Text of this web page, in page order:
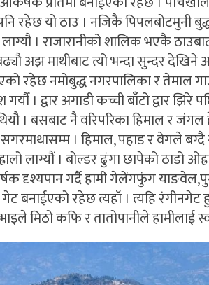
रहेछ यो ठाउ । नजिकै पिपलबोटमुनी
। राजारानीको शालिक भएकै
बढ्यौ अझ माथीबाट त्यो भन्दा सुन्दर
रहेछ नमोबुद्ध नगरपालिका र तेमाल
गर्यौ । द्वार अगाडी कच्ची बाँटो द्वार
। बसबाट नै वरिपरिका हिमाल र जंगल
। हिमाल, पहाड र वेगले
लाग्यौं । बोल्डर ढुंगा छापेको ठाडो
दृश्यपान गर्दै हामी गेलेंगफुंग
बनाईएको रहेछ त्यहॉ । त्यहि रंगीनगेट
मिठो कफि र तातोपानीले हामीलाई